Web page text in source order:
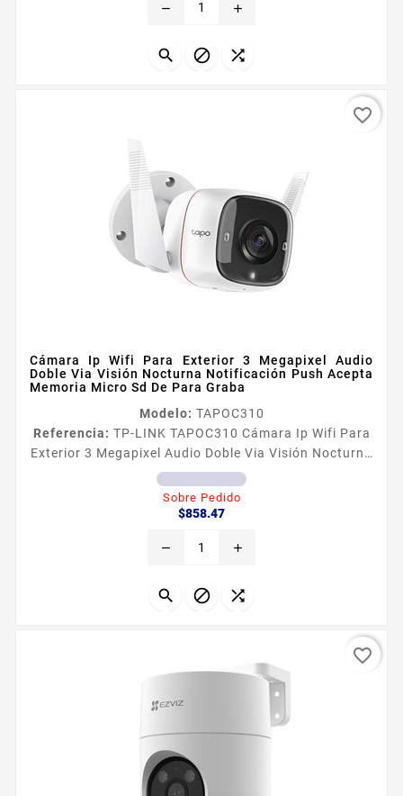
remove add
  
Cámara Ip Wifi Para Exterior 3 Megapixel Audio
Doble Via Visión Nocturna Notificación Push Acepta
Memoria Micro Sd De Para Graba
Modelo: TAPOC310
Referencia: TP-LINK TAPOC310 Cámara Ip Wifi Para
Exterior 3 Megapixel Audio Doble Via Visión Nocturna
Notificación Push Acepta Memoria Micro Sd De Para
Graba Caracteriacutesticas principales Disparador
de entrada Deteccioacuten de movimiento
Codec H264 Resolucioacuten 3MP IP66 Audio en 2
128 GB para...
Sobre Pedido
$858.47Precio
remove add
  
favorite_border
favorite_border